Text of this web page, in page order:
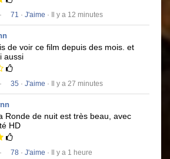
· 71 · J'aime · Il y a 12 minutes
de voir ce film depuis des mois. et
aussi
· 35 · J'aime · Il y a 27 minutes
Ronde de nuit est très beau, avec
HD
· 78 · J'aime · Il y a 1 heure